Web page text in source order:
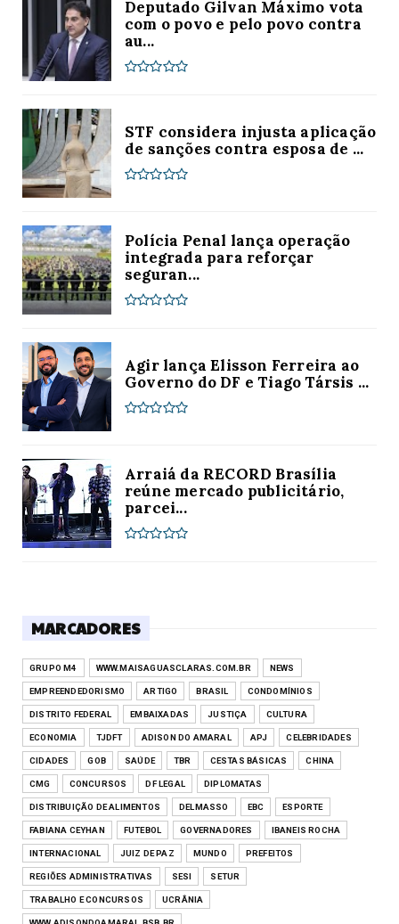
Deputado Gilvan Máximo vota
com o povo e pelo povo contra
au...
STF considera injusta aplicação
de sanções contra esposa de ...
Polícia Penal lança operação
integrada para reforçar
seguran...
Agir lança Elisson Ferreira ao
Governo do DF e Tiago Társis ...
Arraiá da RECORD Brasília
reúne mercado publicitário,
parcei...
MARCADORES
GRUPO M4 WWW.MAISAGUASCLARAS.COM.BR NEWS
EMPREENDEDORISMO ARTIGO BRASIL CONDOMÍNIOS
DISTRITO FEDERAL EMBAIXADAS JUSTIÇA CULTURA
ECONOMIA TJDFT ADISON DO AMARAL APJ CELEBRIDADES
CIDADES GOB SAÚDE TBR CESTAS BÁSICAS CHINA
CMG CONCURSOS DF LEGAL DIPLOMATAS
DISTRIBUIÇÃO DE ALIMENTOS DELMASSO EBC ESPORTE
FABIANA CEYHAN FUTEBOL GOVERNADORES IBANEIS ROCHA
INTERNACIONAL JUIZ DE PAZ MUNDO PREFEITOS
REGIÕES ADMINISTRATIVAS SESI SETUR
TRABALHO E CONCURSOS UCRÂNIA